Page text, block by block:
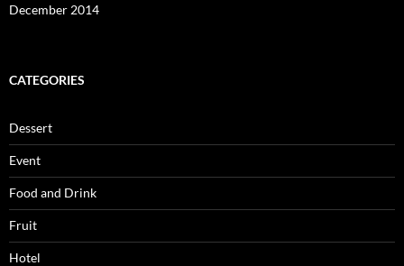
December 2014
CATEGORIES
Dessert
Event
Food and Drink
Fruit
Hotel